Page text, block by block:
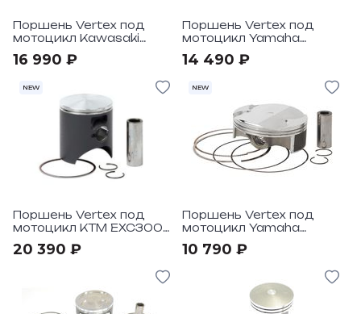
Поршень Vertex под
мотоцикл Kawasaki
16 990 ₽
Поршень Vertex под
мотоцикл Yamaha
14 490 ₽
Поршень Vertex под
мотоцикл KTM EXC300
20 390 ₽
NEW
Поршень Vertex под
мотоцикл Yamaha
10 790 ₽
NEW